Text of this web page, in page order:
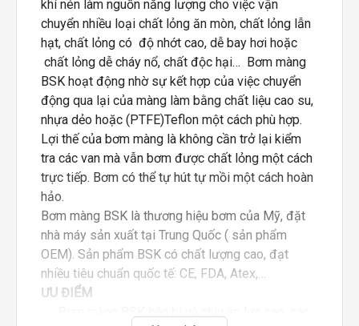
khí nén làm nguồn năng lượng cho việc vận
chuyển nhiều loại chất lỏng ăn mòn, chất lỏng lẫn
hạt, chất lỏng có độ nhớt cao, dễ bay hơi hoặc
chất lỏng dễ cháy nổ, chất độc hại… Bơm màng
BSK hoạt động nhờ sự kết hợp của việc chuyển
động qua lại của màng làm bằng chất liệu cao su,
nhựa dẻo hoặc (PTFE)Teflon một cách phù hợp.
Lợi thế của bơm màng là không cần trở lại kiểm
tra các van mà vẫn bơm được chất lỏng một cách
trực tiếp. Bơm có thể tự hút tự mồi một cách hoàn
hảo.
Bơm màng BSK là thương hiệu bơm của Mỹ, đặt
nhà máy sản xuất tại Trung Quốc ( sản phẩm
OEM). Sản phẩm BSK có chất lượng cao, đạt
nhiều tiêu chuẩn quốc tế: CE, FDA, Atex,…
ƯU ĐIỂM